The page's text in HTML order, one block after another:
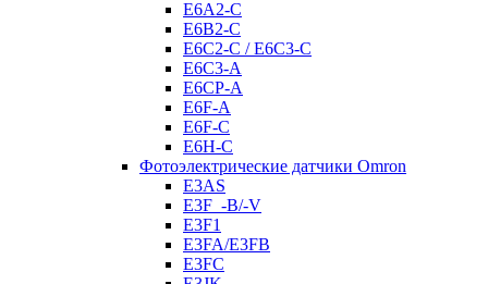
E6A2-C
E6B2-C
E6C2-C / E6C3-C
E6C3-A
E6CP-A
E6F-A
E6F-C
E6H-C
Фотоэлектрические датчики Omron
E3AS
E3F_-B/-V
E3F1
E3FA/E3FB
E3FC